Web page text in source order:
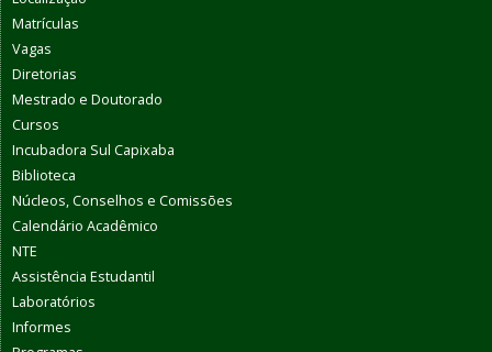
Matrículas
Vagas
Diretorias
Mestrado e Doutorado
Cursos
Incubadora Sul Capixaba
Biblioteca
Núcleos, Conselhos e Comissões
Calendário Acadêmico
NTE
Assistência Estudantil
Laboratórios
Informes